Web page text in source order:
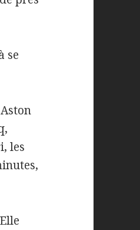
se
les